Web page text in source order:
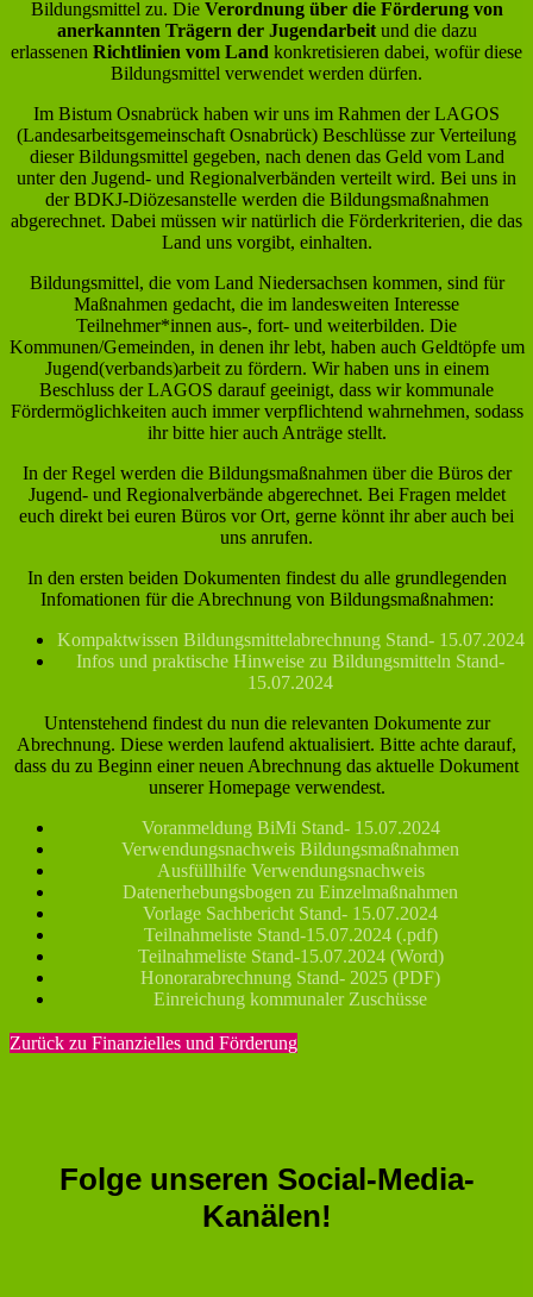
Bildungsmittel zu. Die Verordnung über die Förderung von
anerkannten Trägern der Jugendarbeitund die dazu
erlassenen Richtlinien vom Land konkretisieren dabei, wofür diese
Bildungsmittel verwendet werden dürfen.
Im Bistum Osnabrück haben wir uns im Rahmen der LAGOS
(Landesarbeitsgemeinschaft Osnabrück) Beschlüsse zur Verteilung
dieser Bildungsmittel gegeben, nach denen das Geld vom Land
unter den Jugend- und Regionalverbänden verteilt wird. Bei uns in
der BDKJ-Diözesanstelle werden die Bildungsmaßnahmen
abgerechnet. Dabei müssen wir natürlich die Förderkriterien, die das
Land uns vorgibt, einhalten.
Bildungsmittel, die vom Land Niedersachsen kommen, sind für
Maßnahmen gedacht, die im landesweiten Interesse
Teilnehmer*innen aus-, fort- und weiterbilden. Die
Kommunen/Gemeinden, in denen ihr lebt, haben auch Geldtöpfe um
Jugend(verbands)arbeit zu fördern. Wir haben uns in einem
Beschluss der LAGOS darauf geeinigt, dass wir kommunale
Fördermöglichkeiten auch immer verpflichtend wahrnehmen, sodass
ihr bitte hier auch Anträge stellt.
In der Regel werden die Bildungsmaßnahmen über die Büros der
Jugend- und Regionalverbände abgerechnet. Bei Fragen meldet
euch direkt bei euren Büros vor Ort, gerne könnt ihr aber auch bei
uns anrufen.
In den ersten beiden Dokumenten findest du alle grundlegenden
Infomationen für die Abrechnung von Bildungsmaßnahmen:
Kompaktwissen Bildungsmittelabrechnung Stand- 15.07.2024
Infos und praktische Hinweise zu Bildungsmitteln Stand-
15.07.2024
Untenstehend findest du nun die relevanten Dokumente zur
Abrechnung. Diese werden laufend aktualisiert. Bitte achte darauf,
dass du zu Beginn einer neuen Abrechnung das aktuelle Dokument
unserer Homepage verwendest.
Voranmeldung BiMi Stand- 15.07.2024
Verwendungsnachweis Bildungsmaßnahmen
Ausfüllhilfe Verwendungsnachweis
Datenerhebungsbogen zu Einzelmaßnahmen
Vorlage Sachbericht Stand- 15.07.2024
Teilnahmeliste Stand-15.07.2024 (.pdf)
Teilnahmeliste Stand-15.07.2024 (Word)
Honorarabrechnung Stand- 2025 (PDF)
Einreichung kommunaler Zuschüsse
Zurück zu Finanzielles und Förderung
Folge unseren Social-Media-
Kanälen!